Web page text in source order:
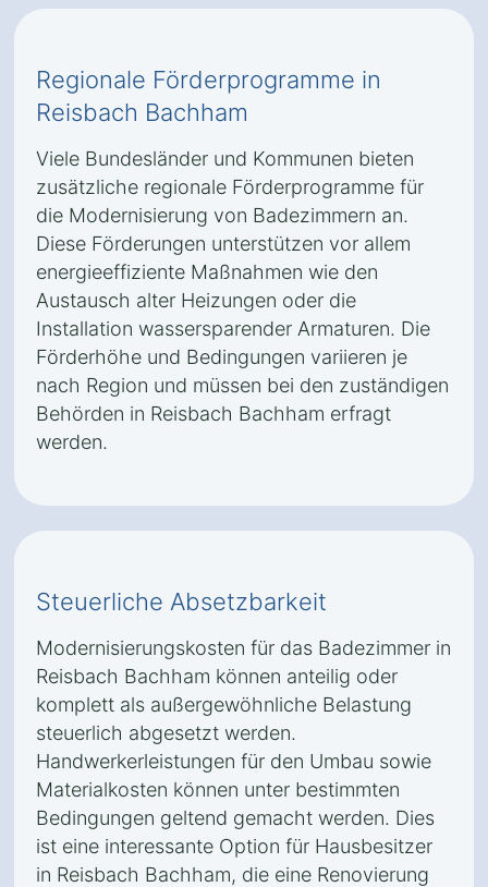
Regionale Förderprogramme in
Reisbach Bachham
Viele Bundesländer und Kommunen bieten
zusätzliche regionale Förderprogramme für
die Modernisierung von Badezimmern an.
Diese Förderungen unterstützen vor allem
energieeffiziente Maßnahmen wie den
Austausch alter Heizungen oder die
Installation wassersparender Armaturen. Die
Förderhöhe und Bedingungen variieren je
nach Region und müssen bei den zuständigen
Behörden in Reisbach Bachham erfragt
werden.
Steuerliche Absetzbarkeit
Modernisierungskosten für das Badezimmer in
Reisbach Bachham können anteilig oder
komplett als außergewöhnliche Belastung
steuerlich abgesetzt werden.
Handwerkerleistungen für den Umbau sowie
Materialkosten können unter bestimmten
Bedingungen geltend gemacht werden. Dies
ist eine interessante Option für Hausbesitzer
in Reisbach Bachham, die eine Renovierung